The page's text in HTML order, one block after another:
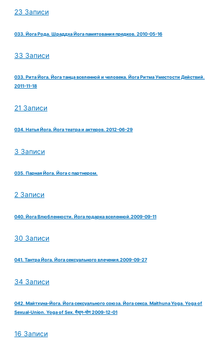
23 Записи
033. Йога Рода. Шраддха Йога памятования предков. 2010-05-16
33 Записи
033. Рита Йога. Йога танца вселенной и человека. Йога Ритма Уместости Действий.
2011-11-18
21 Записи
034. Натья Йога. Йога театра и актеров. 2012-06-29
3 Записи
035. Парная Йога. Йога с партнером.
2 Записи
040. Йога Влюбленности. Йога подарка вселенной.2009-09-11
30 Записи
041. Тантра Йога. Йога сексуального влечения.2009-09-27
34 Записи
042. Майтхуна-Йога. Йога сексуального союза. Йога секса. Maithuna Yoga. Yoga of
Sexual-Union. Yoga of Sex. मैथुन-योग 2009-12-01
16 Записи